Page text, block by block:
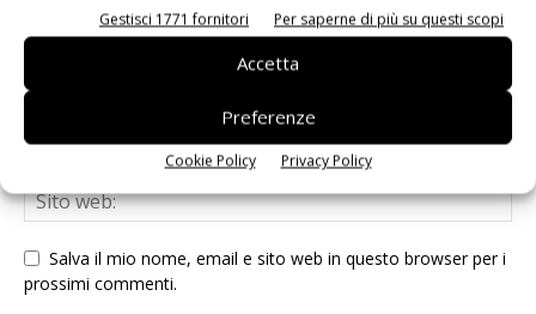
Gestisci 1771 fornitori Per saperne di più su questi scopi
Accetta
Preferenze
Cookie Policy Privacy Policy
Salva il mio nome, email e sito web in questo browser per i
prossimi commenti.